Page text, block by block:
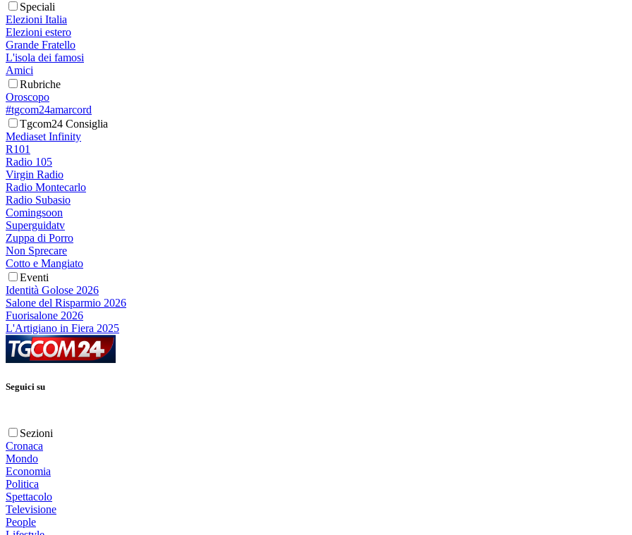
Speciali
Elezioni Italia
Elezioni estero
Grande Fratello
L'isola dei famosi
Amici
Rubriche
Oroscopo
#tgcom24amarcord
Tgcom24 Consiglia
Mediaset Infinity
R101
Radio 105
Virgin Radio
Radio Montecarlo
Radio Subasio
Comingsoon
Superguidatv
Zuppa di Porro
Non Sprecare
Cotto e Mangiato
Eventi
Identità Golose 2026
Salone del Risparmio 2026
Fuorisalone 2026
L'Artigiano in Fiera 2025
Seguici su
Sezioni
Cronaca
Mondo
Economia
Politica
Spettacolo
Televisione
People